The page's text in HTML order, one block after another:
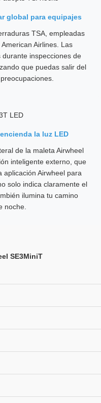
global para equipajes
TSA, empleadas
Airlines. Las
inspecciones de
que puedas salir del
la luz LED
de la maleta Airwheel
inteligente externo, que
aplicación Airwheel para
solo indica claramente el
ilumina tu camino
noche.
SE3MiniT